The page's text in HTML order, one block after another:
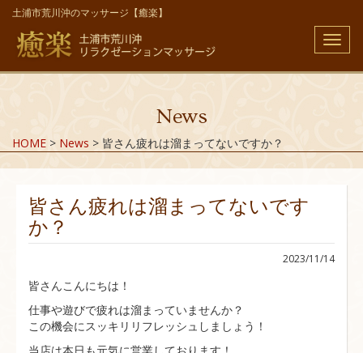
土浦市荒川沖のマッサージ【癒楽】
メ
ニ
ュ
News
HOME > News > 皆さん疲れは溜まってないですか？
皆さん疲れは溜まってないです
か？
2023/11/14
皆さんこんにちは！
仕事や遊びで疲れは溜まっていませんか？
この機会にスッキリリフレッシュしましょう！
当店は本日も元気に営業しております！